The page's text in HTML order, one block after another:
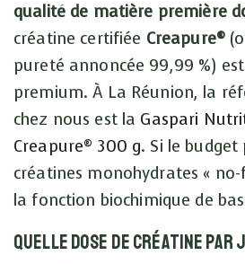
qualité de matière première
créatine certifiée Creapure®
pureté annoncée 99,99 %)
premium. À La Réunion, la
chez nous est la Gaspari
Creapure® 300 g. Si le budget
créatines monohydrates «
la fonction biochimique de
Quelle dose de créatine par